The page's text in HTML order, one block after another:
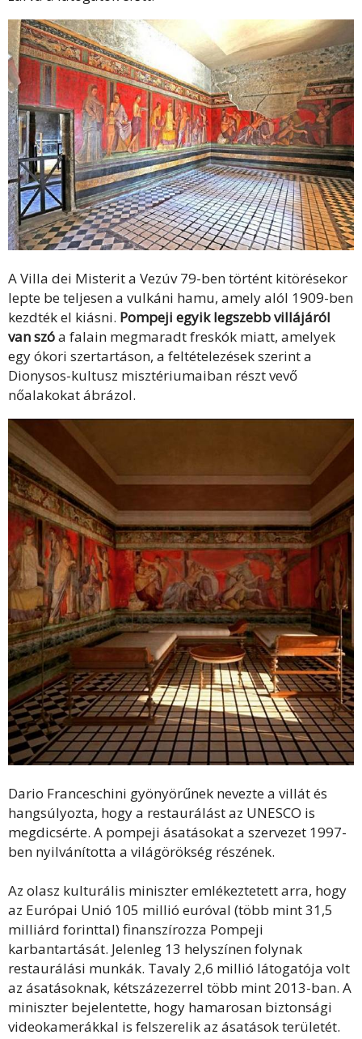
A Villa dei Misterit a Vezúv 79-ben történt kitörésekor
lepte be teljesen a vulkáni hamu, amely alól 1909-ben
kezdték el kiásni. Pompeji egyik legszebb villájáról
van szóa falain megmaradt freskók miatt, amelyek
egy ókori szertartáson, a feltételezések szerint a
Dionysos-kultusz misztériumaiban részt vevő
nőalakokat ábrázol.
Dario Franceschini gyönyörűnek nevezte a villát és
hangsúlyozta, hogy a restaurálást az UNESCO is
megdicsérte. A pompeji ásatásokat a szervezet 1997-
ben nyilvánította a világörökség részének.
Az olasz kulturális miniszter emlékeztetett arra, hogy
az Európai Unió 105 millió euróval (több mint 31,5
milliárd forinttal) finanszírozza Pompeji
karbantartását. Jelenleg 13 helyszínen folynak
restaurálási munkák. Tavaly 2,6 millió látogatója volt
az ásatásoknak, kétszázezerrel több mint 2013-ban. A
miniszter bejelentette, hogy hamarosan biztonsági
videokamerákkal is felszerelik az ásatások területét.